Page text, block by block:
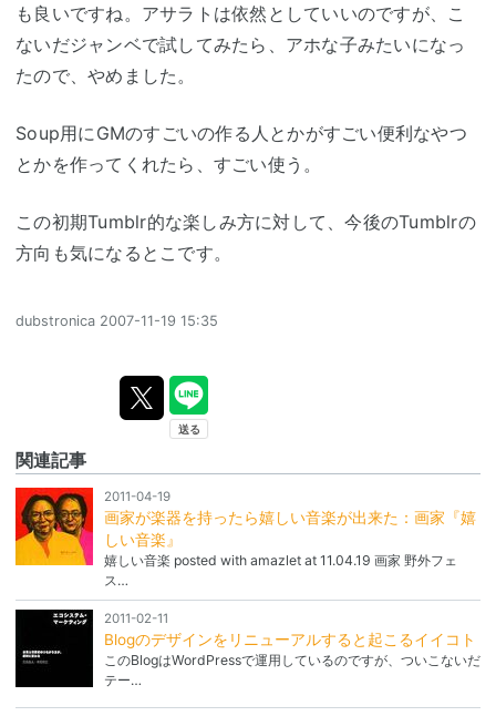
も良いですね。アサラトは依然としていいのですが、こ
ないだジャンベで試してみたら、アホな子みたいになっ
たので、やめました。
Soup用にGMのすごいの作る人とかがすごい便利なやつ
とかを作ってくれたら、すごい使う。
この初期Tumblr的な楽しみ方に対して、今後のTumblrの
方向も気になるとこです。
dubstronica 2007-11-19 15:35
関連記事
2011-04-19
画家が楽器を持ったら嬉しい音楽が出来た：画家『嬉
しい音楽』
嬉しい音楽 posted with amazlet at 11.04.19 画家 野外フェ
ス…
2011-02-11
Blogのデザインをリニューアルすると起こるイイコト
このBlogはWordPressで運用しているのですが、ついこないだ
テー…